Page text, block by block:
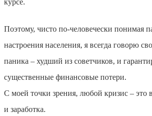
курсе.
Поэтому, чисто по-человечески понимая
настроения населения, я всегда говорю
паника – худший из советчиков, и
существенные финансовые потери.
С моей точки зрения, любой кризис – это
и заработка.